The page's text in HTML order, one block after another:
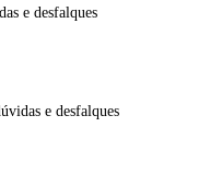
e desfalques
e desfalques